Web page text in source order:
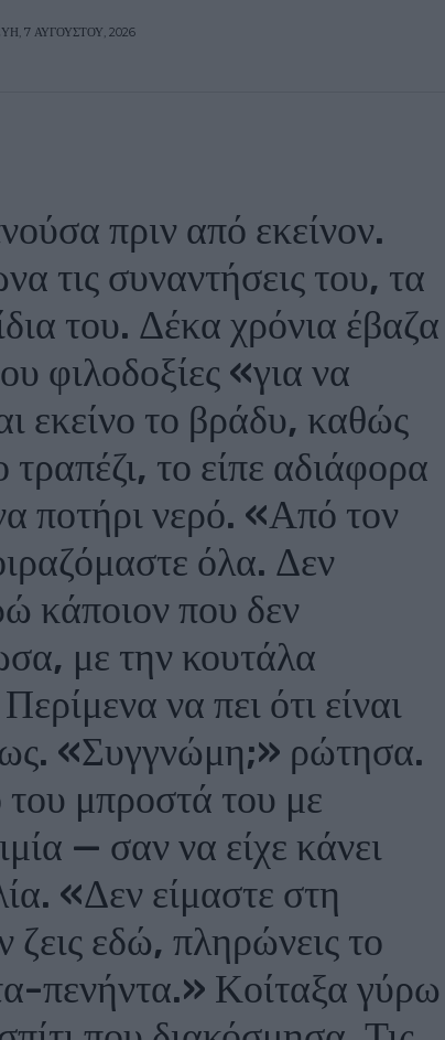
7 ΑΥΓΟΎΣΤΟΥ, 2026
πριν από εκείνον.
τις συναντήσεις του, τα
του. Δέκα χρόνια έβαζα
φιλοδοξίες «για να
εκείνο το βράδυ, καθώς
το είπε αδιάφορα
ποτήρι νερό. «Από τον
όλα. Δεν
κάποιον που δεν
με την κουτάλα
να πει ότι είναι
«Συγγνώμη;» ρώτησα.
μπροστά του με
— σαν να είχε κάνει
«Δεν είμαστε στη
ζεις εδώ, πληρώνεις το
πενήντα.» Κοίταξα γύρω